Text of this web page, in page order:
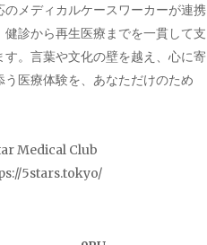
のメディカルケースワーカーが連携
健診から再生医療までを一貫して支
す。言葉や文化の壁を越え、心に寄
う医療体験を、あなただけのため
Medical Club
5stars.tokyo/